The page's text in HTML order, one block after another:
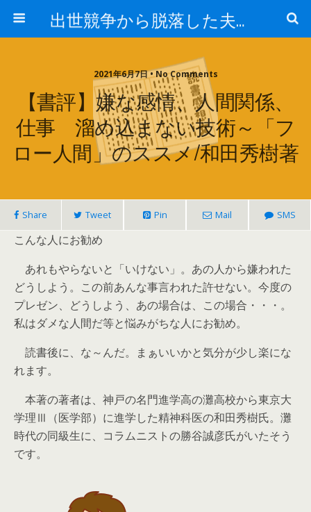
出世競争から脱落した夫と妻の日常
2021年6月7日 • No Comments
【書評】嫌な感情、人間関係、
仕事 溜め込まない技術～「フ
ロー人間」のススメ/和田秀樹著
Share Tweet Pin Mail SMS
こんな人にお勧め
あれもやらないと「いけない」。あの人から嫌われた
どうしよう。この前あんな事言われた許せない。今度の
プレゼン、どうしよう、あの場合は、この場合・・・。
私はダメな人間だ等と悩みがちな人にお勧め。
読書後に、な～んだ。まぁいいかと気分が少し楽にな
れます。
本著の著者は、神戸の名門進学高の灘高校から東京大
学理Ⅲ（医学部）に進学した精神科医の和田秀樹氏。灘
時代の同級生に、コラムニストの勝谷誠彦氏がいたそう
です。